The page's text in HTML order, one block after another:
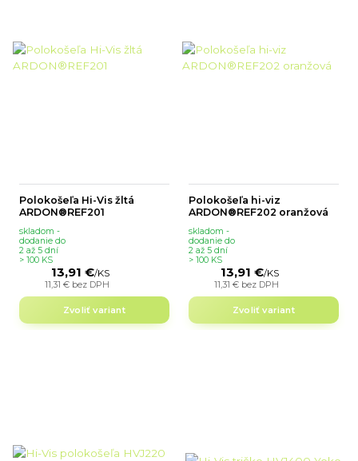
Polokošeľa Hi-Vis žltá
ARDON®REF201
13,91 €/KS
11,31 € bez DPH
skladom -
dodanie do
2 až 5 dní
> 100 KS
Zvoliť variant
Polokošeľa hi-viz
ARDON®REF202 oranžová
13,91 €/KS
11,31 € bez DPH
skladom -
dodanie do
2 až 5 dní
> 100 KS
Zvoliť variant